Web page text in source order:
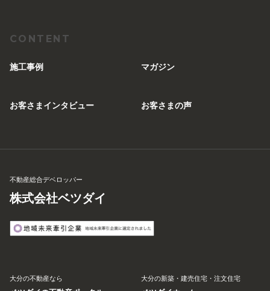
CONTENT
施工事例 マガジン
お客さまインタビュー お客さまの声
不動産総合デベロッパー
株式会社ベツダイ
大分の不動産なら 大分の新築・建売住宅・注文住宅